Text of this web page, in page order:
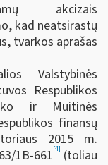
akcizais
kad neatsirastų
tvarkos aprašas
Valstybinės
Respublikos
ir Muitinės
finansų
2015 m.
1B-661 [4] (toliau